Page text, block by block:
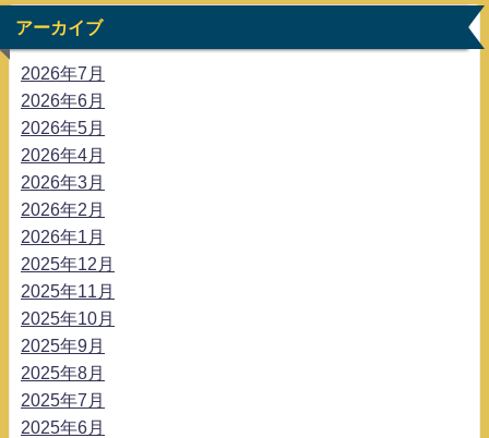
アーカイブ
2026年7月
2026年6月
2026年5月
2026年4月
2026年3月
2026年2月
2026年1月
2025年12月
2025年11月
2025年10月
2025年9月
2025年8月
2025年7月
2025年6月